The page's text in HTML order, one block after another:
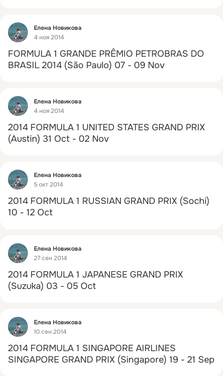
Фид
Елена Новикова
4 ноя 2014
FORMULA 1 GRANDE PRÊMIO PETROBRAS DO
BRASIL 2014 (São Paulo) 07 - 09 Nov
Фид
Елена Новикова
4 ноя 2014
2014 FORMULA 1 UNITED STATES GRAND PRIX
(Austin) 31 Oct - 02 Nov
Фид
Елена Новикова
5 окт 2014
2014 FORMULA 1 RUSSIAN GRAND PRIX (Sochi)
10 - 12 Oct
Фид
Елена Новикова
27 сен 2014
2014 FORMULA 1 JAPANESE GRAND PRIX
(Suzuka) 03 - 05 Oct
Фид
Елена Новикова
10 сен 2014
2014 FORMULA 1 SINGAPORE AIRLINES
SINGAPORE GRAND PRIX (Singapore) 19 - 21 Sep